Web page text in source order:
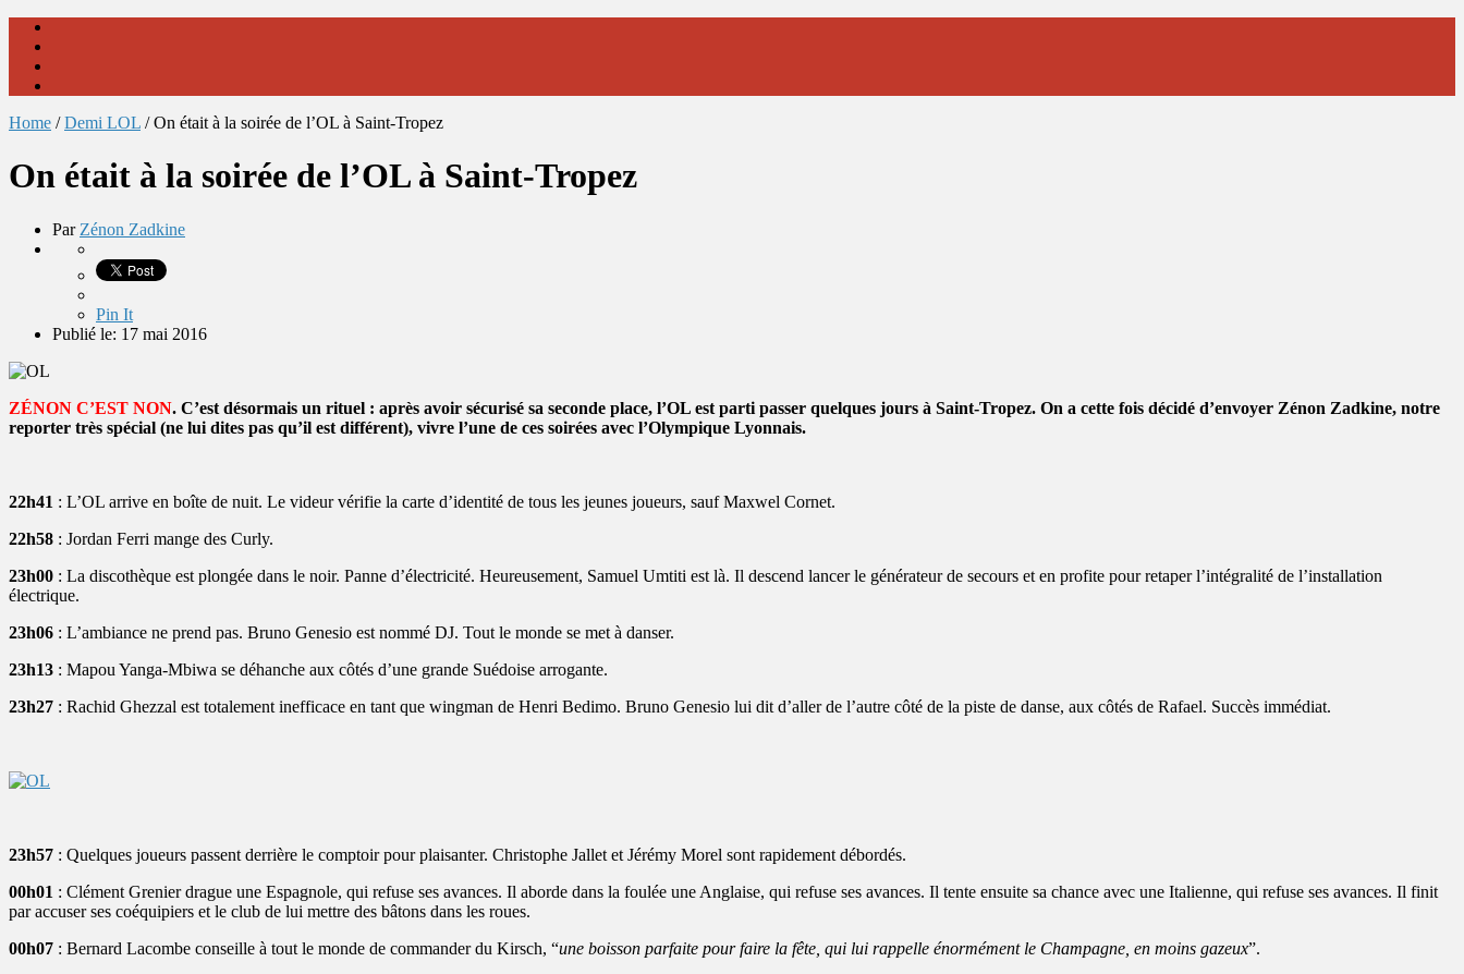
Home /Demi LOL /On était à la soirée de l’OL à Saint-Tropez
On était à la soirée de l’OL à Saint-Tropez
Par Zénon Zadkine
Pin It
Publié le: 17 mai 2016
ZÉNON C’EST NON. C’est désormais un rituel : après avoir sécurisé sa seconde place, l’OL est parti passer quelques jours à Saint-Tropez. On a cette fois décidé d’envoyer Zénon Zadkine, notre
reporter très spécial (ne lui dites pas qu’il est différent), vivre l’une de ces soirées avec l’Olympique Lyonnais.
22h41 : L’OL arrive en boîte de nuit. Le videur vérifie la carte d’identité de tous les jeunes joueurs, sauf Maxwel Cornet.
22h58 : Jordan Ferri mange des Curly.
23h00 : La discothèque est plongée dans le noir. Panne d’électricité. Heureusement, Samuel Umtiti est là. Il descend lancer le générateur de secours et en profite pour retaper l’intégralité de l’installation
électrique.
23h06 : L’ambiance ne prend pas. Bruno Genesio est nommé DJ. Tout le monde se met à danser.
23h13 : Mapou Yanga-Mbiwa se déhanche aux côtés d’une grande Suédoise arrogante.
23h27 : Rachid Ghezzal est totalement inefficace en tant que wingman de Henri Bedimo. Bruno Genesio lui dit d’aller de l’autre côté de la piste de danse, aux côtés de Rafael. Succès immédiat.
23h57 : Quelques joueurs passent derrière le comptoir pour plaisanter. Christophe Jallet et Jérémy Morel sont rapidement débordés.
00h01 : Clément Grenier drague une Espagnole, qui refuse ses avances. Il aborde dans la foulée une Anglaise, qui refuse ses avances. Il tente ensuite sa chance avec une Italienne, qui refuse ses avances. Il finit
par accuser ses coéquipiers et le club de lui mettre des bâtons dans les roues.
00h07 : Bernard Lacombe conseille à tout le monde de commander du Kirsch, “une boisson parfaite pour faire la fête, qui lui rappelle énormément le Champagne, en moins gazeux”.